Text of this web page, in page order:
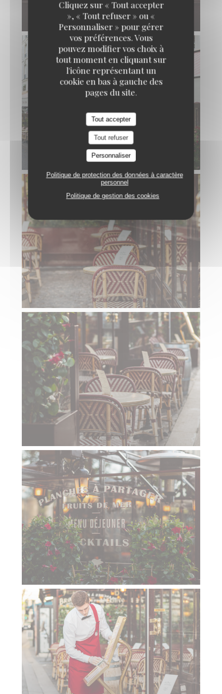
Cliquez sur « Tout accepter
», « Tout refuser » ou «
Personnaliser » pour gérer
vos préférences. Vous
pouvez modifier vos choix à
tout moment en cliquant sur
l'icône représentant un
cookie en bas à gauche des
pages du site.
Tout accepter
Tout refuser
Personnaliser
Politique de protection des données à caractère
personnel
Politique de gestion des cookies